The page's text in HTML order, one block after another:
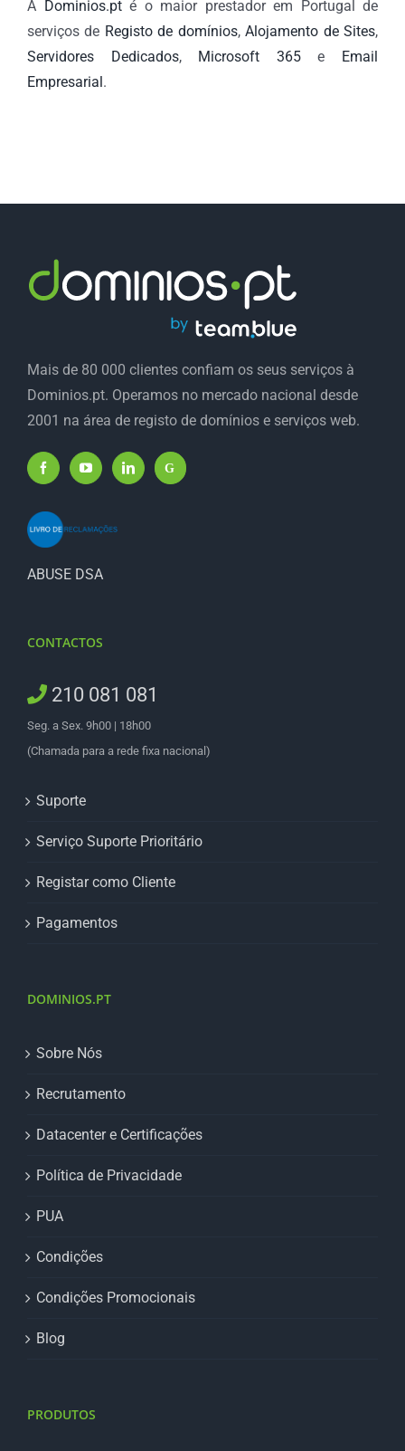
A Dominios.pté o maior prestador em Portugal de
serviços de Registo de domínios,Alojamento de Sites,
Servidores Dedicados, Microsoft 365e Email
Empresarial.
Mais de 80 000 clientes confiam os seus serviços à
Dominios.pt. Operamos no mercado nacional desde
2001 na área de registo de domínios e serviços web.
ABUSE DSA
CONTACTOS
210 081 081
Seg. a Sex. 9h00 | 18h00
(Chamada para a rede fixa nacional)
Suporte
Serviço Suporte Prioritário
Registar como Cliente
Pagamentos
DOMINIOS.PT
Sobre Nós
Recrutamento
Datacenter e Certificações
Política de Privacidade
PUA
Condições
Condições Promocionais
Blog
PRODUTOS